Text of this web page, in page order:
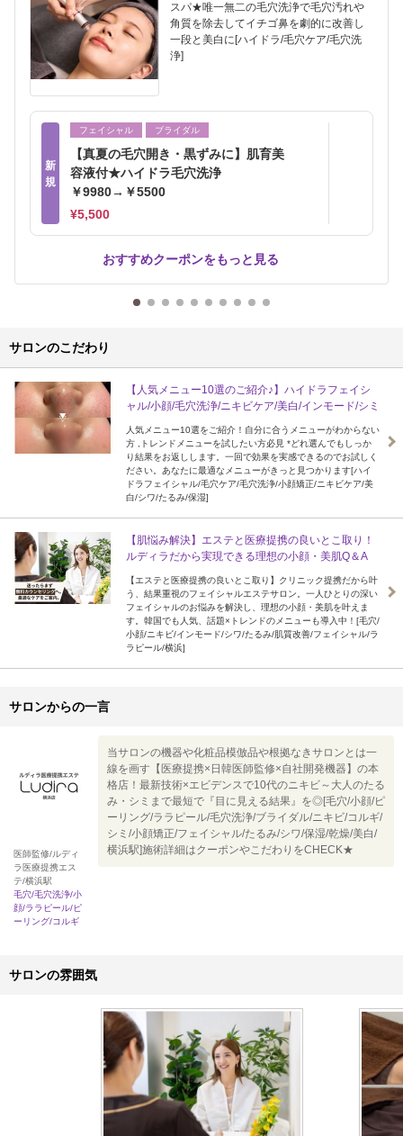
スパ★唯一無二の毛穴洗浄で毛穴汚れや
角質を除去してイチゴ鼻を劇的に改善し
一段と美白に[ハイドラ/毛穴ケア/毛穴洗
浄]
新
規
フェイシャル ブライダル
【真夏の毛穴開き・黒ずみに】肌育美
容液付★ハイドラ毛穴洗浄
￥9980→￥5500
¥5,500
おすすめクーポンをもっと見る
サロンのこだわり
【人気メニュー10選のご紹介♪】ハイドラフェイシ
ャル/小顔/毛穴洗浄/ニキビケア/美白/インモード/シミ
人気メニュー10選をご紹介！自分に合うメニューがわからない
方 ,トレンドメニューを試したい方必見 *どれ選んでもしっか
り結果をお返しします。一回で効果を実感できるのでお試しく
ださい。あなたに最適なメニューがきっと見つかります[ハイ
ドラフェイシャル/毛穴ケア/毛穴洗浄/小顔矯正/ニキビケア/美
白/シワ/たるみ/保湿]
【肌悩み解決】エステと医療提携の良いとこ取り！
ルディラだから実現できる理想の小顔・美肌Q＆A
【エステと医療提携の良いとこ取り】クリニック提携だから叶
う、結果重視のフェイシャルエステサロン。一人ひとりの深い
フェイシャルのお悩みを解決し、理想の小顔・美肌を叶えま
す。韓国でも人気、話題×トレンドのメニューも導入中！[毛穴/
小顔/ニキビ/インモード/シワ/たるみ/肌質改善/フェイシャル/ラ
ラピール/横浜]
サロンからの一言
医師監修/ルディ
ラ医療提携エス
テ/横浜駅
毛穴/毛穴洗浄/小
顔/ララピール/ピ
ーリング/コルギ
当サロンの機器や化粧品模倣品や根拠なきサロンとは一
線を画す【医療提携×日韓医師監修×自社開発機器】の本
格店！最新技術×エビデンスで10代のニキビ～大人のたる
み・シミまで最短で『目に見える結果』を◎[毛穴/小顔/ピ
ーリング/ララピール/毛穴洗浄/ブライダル/ニキビ/コルギ/
シミ/小顔矯正/フェイシャル/たるみ/シワ/保湿/乾燥/美白/
横浜駅]施術詳細はクーポンやこだわりをCHECK★
サロンの雰囲気